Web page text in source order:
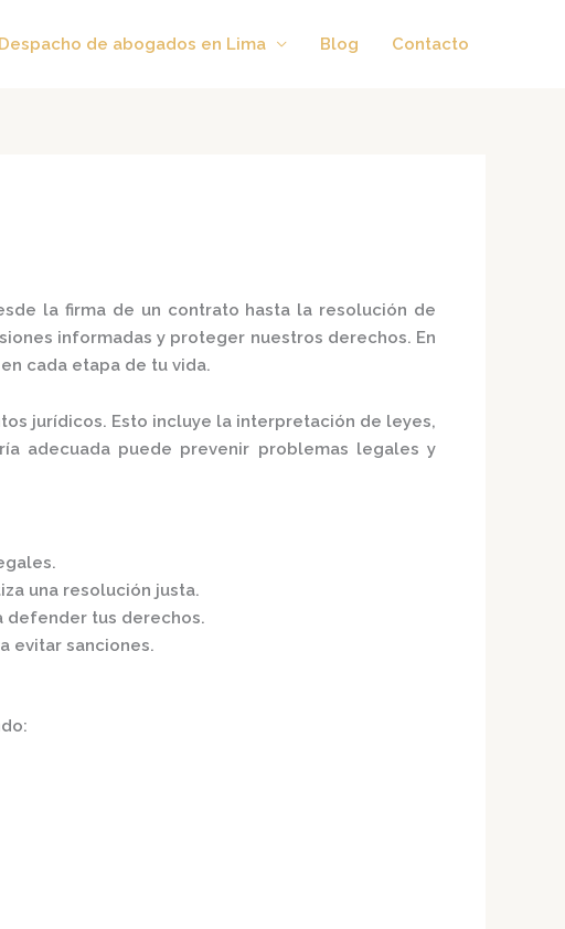
Despacho de abogados en Lima Blog Contacto
la firma de un contrato hasta la resolución de
informadas y proteger nuestros derechos. En
cada etapa de tu vida.​
jurídicos. Esto incluye la interpretación de leyes,
adecuada puede prevenir problemas legales y
una resolución justa.
defender tus derechos.
evitar sanciones.​